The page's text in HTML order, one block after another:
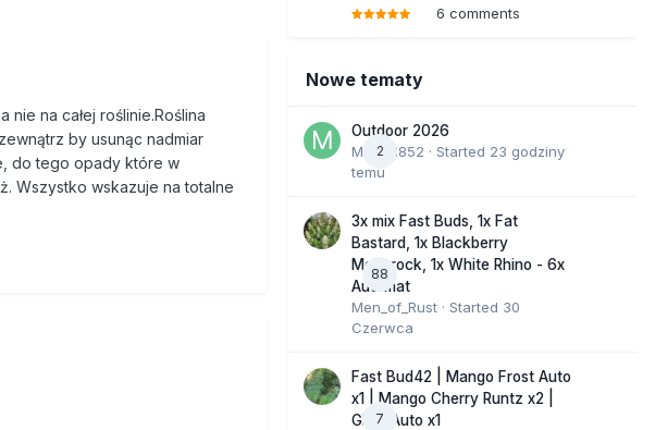
na całej roślinie.Roślina
by usunąc nadmiar
do tego opady które w
Wszystko wskazuje na totalne
6 comments
Nowe tematy
2
Outdoor 2026
Marcel852 · Started 23 godziny
temu
88
3x mix Fast Buds, 1x Fat
Bastard, 1x Blackberry
Moonrock, 1x White Rhino - 6x
Automat
Men_of_Rust · Started 30
Czerwca
7
Fast Bud42 | Mango Frost Auto
x1 | Mango Cherry Runtz x2 |
GMO Auto x1